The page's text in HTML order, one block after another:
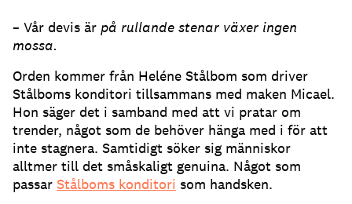
– Vår devis är på rullande stenar växer ingen
mossa.
Orden kommer från Heléne Stålbom som driver
Stålboms konditori tillsammans med maken Micael.
Hon säger det i samband med att vi pratar om
trender, något som de behöver hänga med i för att
inte stagnera. Samtidigt söker sig människor
alltmer till det småskaligt genuina. Något som
passar Stålboms konditori som handsken.